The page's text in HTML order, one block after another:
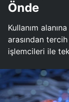
Önde
Kullanım
arasından
işlemcileri ile